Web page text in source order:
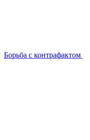
Борьба с контрафактом